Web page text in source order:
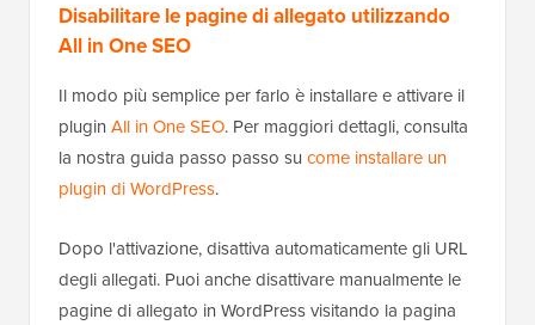
Disabilitare le pagine di allegato utilizzando
All in One SEO
Il modo più semplice per farlo è installare e attivare il
plugin All in One SEO. Per maggiori dettagli, consulta
la nostra guida passo passo su come installare un
plugin di WordPress.
Dopo l'attivazione, disattiva automaticamente gli URL
degli allegati. Puoi anche disattivare manualmente le
pagine di allegato in WordPress visitando la pagina